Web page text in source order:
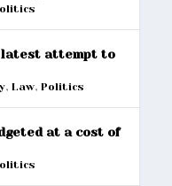
latest attempt to
,Law,Politics
at a cost of